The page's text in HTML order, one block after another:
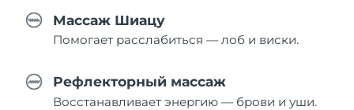
Массаж Шиацу
Помогает расслабиться — лоб и виски.
Рефлекторный массаж
Восстанавливает энергию — брови и уши.